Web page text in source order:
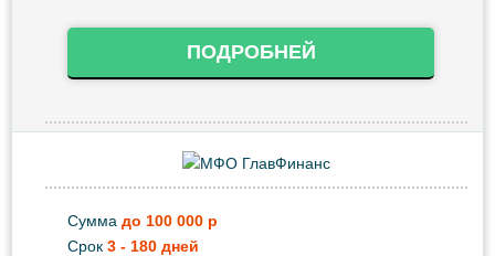
ПОДРОБНЕЙ
Сумма до 100 000 р
Срок 3 - 180 дней